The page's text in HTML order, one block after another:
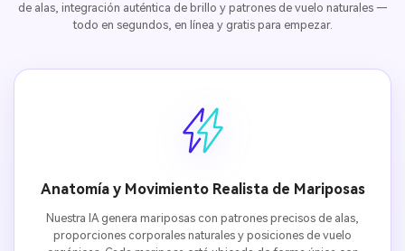
de alas, integración auténtica de brillo y patrones de vuelo naturales —
todo en segundos, en línea y gratis para empezar.
Anatomía y Movimiento Realista de Mariposas
Nuestra IA genera mariposas con patrones precisos de alas,
proporciones corporales naturales y posiciones de vuelo